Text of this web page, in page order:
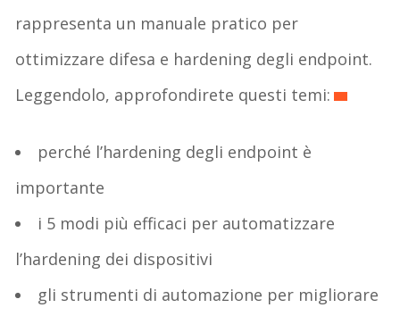
rappresenta un manuale pratico per
ottimizzare difesa e hardening degli endpoint.
Leggendolo, approfondirete questi temi:
perché l’hardening degli endpoint è
importante
i 5 modi più efficaci per automatizzare
l’hardening dei dispositivi
gli strumenti di automazione per migliorare